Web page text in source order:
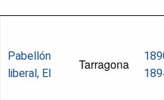
Pabellón
liberal, El
Tarragona